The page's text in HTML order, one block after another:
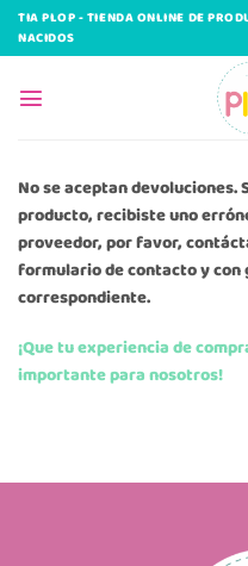
Saltar
TIA PLOP - TIENDA ONLINE DE
NACIDOS
No se aceptan
producto, recibiste uno
proveedor, por favor,
formulario de contacto y con
correspondiente.
¡Que tu experiencia de
importante para nosotros!